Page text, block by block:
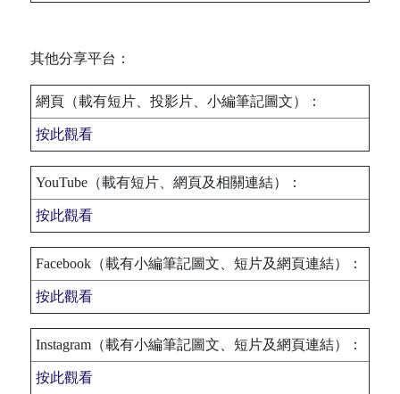
其他分享平台：
網頁（載有短片、投影片、小編筆記圖文）：
按此觀看
YouTube（載有短片、網頁及相關連結）：
按此觀看
Facebook（載有小編筆記圖文、短片及網頁連結）：
按此觀看
Instagram（載有小編筆記圖文、短片及網頁連結）：
按此觀看